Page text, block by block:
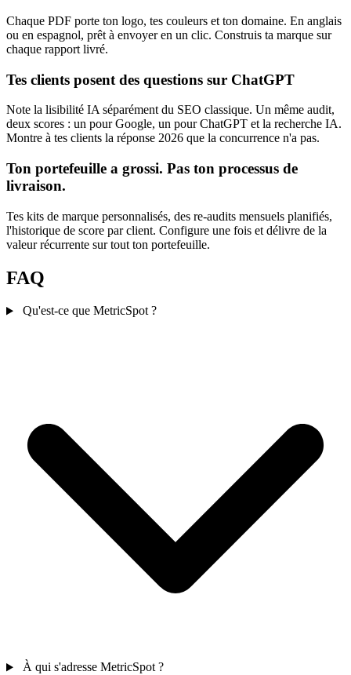
Chaque PDF porte ton logo, tes couleurs et ton domaine. En anglais
ou en espagnol, prêt à envoyer en un clic. Construis ta marque sur
chaque rapport livré.
Tes clients posent des questions sur ChatGPT
Note la lisibilité IA séparément du SEO classique. Un même audit,
deux scores : un pour Google, un pour ChatGPT et la recherche IA.
Montre à tes clients la réponse 2026 que la concurrence n'a pas.
Ton portefeuille a grossi. Pas ton processus de
livraison.
Tes kits de marque personnalisés, des re-audits mensuels planifiés,
l'historique de score par client. Configure une fois et délivre de la
valeur récurrente sur tout ton portefeuille.
FAQ
Qu'est-ce que MetricSpot ?
À qui s'adresse MetricSpot ?